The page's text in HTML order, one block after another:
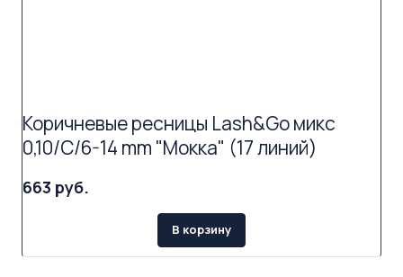
Коричневые ресницы Lash&Go микс
0,10/C/6-14 mm "Мокка" (17 линий)
663 руб.
В корзину